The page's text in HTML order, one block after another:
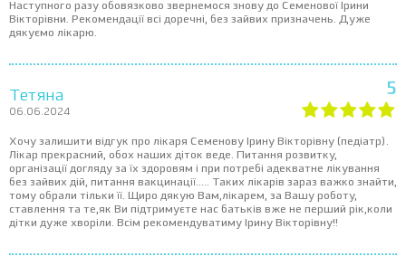
Наступного разу обовязково звернемося знову до Семенової Ірини
Вікторівни. Рекомендації всі доречні, без зайвих призначень. Дуже
дякуємо лікарю.
Тетяна
06.06.2024
5
Хочу залишити відгук про лікаря Семенову Ірину Вікторівну (педіатр).
Лікар прекрасний, обох наших діток веде. Питання розвитку,
організації догляду за їх здоровям і при потребі адекватне лікування
без зайвих дій, питання вакцинації..... Таких лікарів зараз важко знайти,
тому обрали тільки її. Щиро дякую Вам,лікарем, за Вашу роботу,
ставлення та те,як Ви підтримуєте нас батьків вже не перший рік,коли
дітки дуже хворіли. Всім рекомендуватиму Ірину Вікторівну!!